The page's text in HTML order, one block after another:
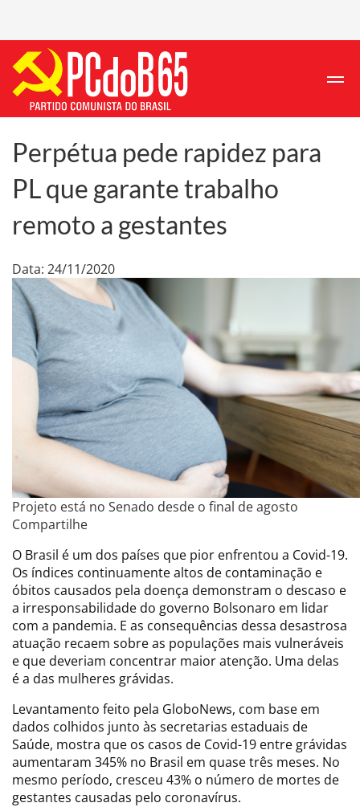
Perpétua pede rapidez para
PL que garante trabalho
remoto a gestantes
Data: 24/11/2020
Projeto está no Senado desde o final de agosto
Compartilhe
O Brasil é um dos países que pior enfrentou a Covid-19.
Os índices continuamente altos de contaminação e
óbitos causados pela doença demonstram o descaso e
a irresponsabilidade do governo Bolsonaro em lidar
com a pandemia. E as consequências dessa desastrosa
atuação recaem sobre as populações mais vulneráveis
e que deveriam concentrar maior atenção. Uma delas
é a das mulheres grávidas.
Levantamento feito pela GloboNews, com base em
dados colhidos junto às secretarias estaduais de
Saúde, mostra que os casos de Covid-19 entre grávidas
aumentaram 345% no Brasil em quase três meses. No
mesmo período, cresceu 43% o número de mortes de
gestantes causadas pelo coronavírus.